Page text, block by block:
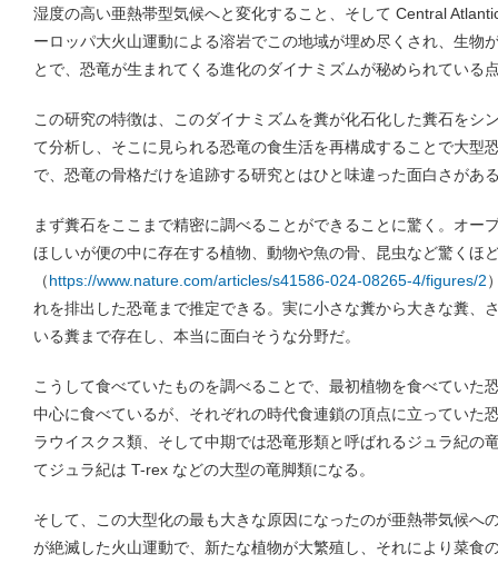
湿度の高い亜熱帯型気候へと変化すること、そして Central
ーロッパ大火山運動による溶岩でこの地域が埋め尽くされ、生物
とで、恐竜が生まれてくる進化のダイナミズムが秘められている
この研究の特徴は、このダイナミズムを糞が化石化した糞石をシ
て分析し、そこに見られる恐竜の食生活を再構成することで大型
で、恐竜の骨格だけを追跡する研究とはひと味違った面白さがあ
まず糞石をここまで精密に調べることができることに驚く。オー
ほしいが便の中に存在する植物、動物や魚の骨、昆虫など驚くほ
（https://www.nature.com/articles/s41586-024-08265-4/figures/2
れを排出した恐竜まで推定できる。実に小さな糞から大きな糞、
いる糞まで存在し、本当に面白そうな分野だ。
こうして食べていたものを調べることで、最初植物を食べていた
中心に食べているが、それぞれの時代食連鎖の頂点に立っていた
ラウイスクス類、そして中期では恐竜形類と呼ばれるジュラ紀の
てジュラ紀は T-rex などの大型の竜脚類になる。
そして、この大型化の最も大きな原因になったのが亜熱帯気候へ
が絶滅した火山運動で、新たな植物が大繁殖し、それにより菜食